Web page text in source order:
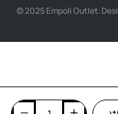
© 2025 Empoli Outlet.